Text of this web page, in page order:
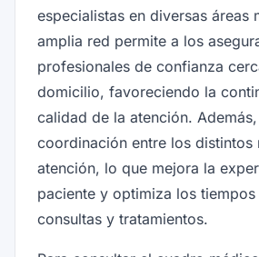
especialistas en diversas áreas
amplia red permite a los
profesionales de confianza
domicilio, favoreciendo la
calidad de la atención.
coordinación entre los distintos
atención, lo que mejora la
paciente y optimiza los
consultas y tratamientos.